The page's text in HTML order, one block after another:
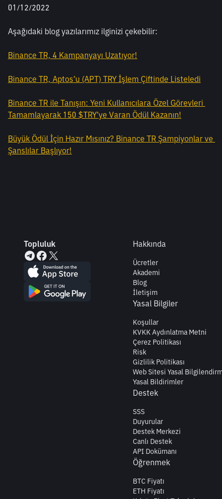
01/12/2022
Aşağıdaki blog yazılarımız ilginizi çekebilir:
Binance TR, 4 Kampanyayı Uzatıyor!
Binance TR, Aptos’u (APT) TRY İşlem Çiftinde Listeledi
Binance TR ile Tanışın: Yeni Kullanıcılara Özel Görevleri
Tamamlayarak 150 $TRY’ye Varan Ödül Kazanın!
Büyük Ödül İçin Hazır Mısınız? Binance TR Şampiyonlar ve
Şanslılar Başlıyor!
Topluluk Hakkında
Ücretler
Akademi
Blog
İletişim
Yasal Bilgiler
Koşullar
KVKK Aydınlatma Metni
Çerez Politikası
Risk
Gizlilik Politikası
Web Sitesi Yasal
Yasal Bildirimler
Destek
SSS
Duyurular
Destek Merkezi
Canlı Destek
API Dokümanı
Öğrenmek
BTC Fiyatı
ETH Fiyatı